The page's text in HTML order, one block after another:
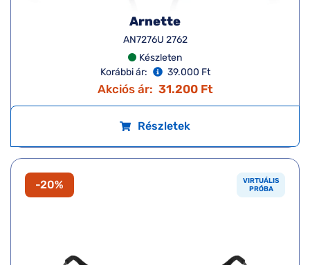
Arnette
AN7276U 2762
Készleten
Korábbi ár:
39.000 Ft
Akciós ár: 31.200 Ft
Részletek
-20%
VIRTUÁLIS
PRÓBA